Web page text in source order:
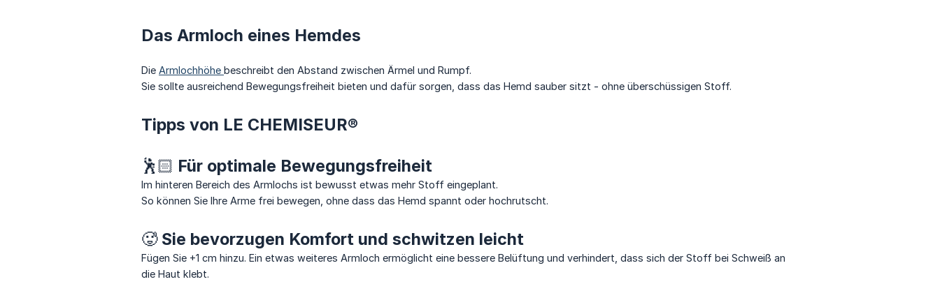
Das Armloch eines Hemdes
Die Armlochhöhe beschreibt den Abstand zwischen Ärmel und Rumpf.
Sie sollte ausreichend Bewegungsfreiheit bieten und dafür sorgen, dass das Hemd sauber sitzt - ohne überschüssigen Stoff.
Tipps von LE CHEMISEUR®
🕺🏻 Für optimale Bewegungsfreiheit
Im hinteren Bereich des Armlochs ist bewusst etwas mehr Stoff eingeplant.
So können Sie Ihre Arme frei bewegen, ohne dass das Hemd spannt oder hochrutscht.
🥵 Sie bevorzugen Komfort und schwitzen leicht
Fügen Sie +1 cm hinzu. Ein etwas weiteres Armloch ermöglicht eine bessere Belüftung und verhindert, dass sich der Stoff bei Schweiß an
die Haut klebt.